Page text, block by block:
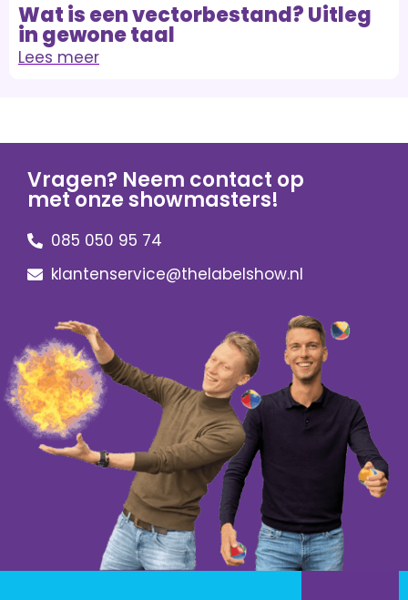
Wat is een vectorbestand? Uitleg
in gewone taal
Lees meer
Vragen? Neem contact op
met onze showmasters!
085 050 95 74
klantenservice@thelabelshow.nl